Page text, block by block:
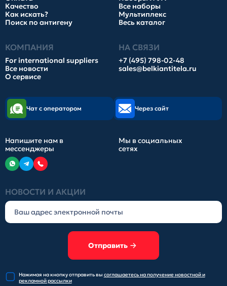
Качество
Как искать?
Поиск по антигену
Все наборы
Мультиплекс
Весь каталог
КОМПАНИЯ
For international suppliers
Все новости
О сервисе
НА СВЯЗИ
+7 (495) 798-02-48
sales@belkiantitela.ru
НОВОСТИ И АКЦИИ
Отправить
Нажимая на кнопку отправитьвы соглашаетесь на получениеновостной и
рекламной рассылки
Чат с оператором Через сайт
Напишите нам в
мессенджеры
Мы в социальных
сетях